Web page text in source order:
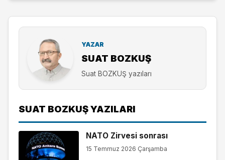
YAZAR
SUAT BOZKUŞ
Suat BOZKUŞ yazıları
SUAT BOZKUŞ YAZILARI
NATO Zirvesi sonrası
15 Temmuz 2026 Çarşamba